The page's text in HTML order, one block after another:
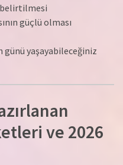
güçlü olması
yaşayabileceğiniz
ve 2026